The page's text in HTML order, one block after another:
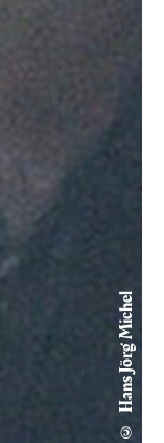
© Hans Jörg Michel